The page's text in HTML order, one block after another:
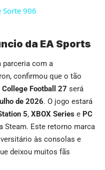
906
da EA Sports
parceria com a
confirmou que o tão
College Football 27 será
de 2026. O jogo estará
5, XBOX Series e PC
Steam. Este retorno marca
às consolas e
deixou muitos fãs